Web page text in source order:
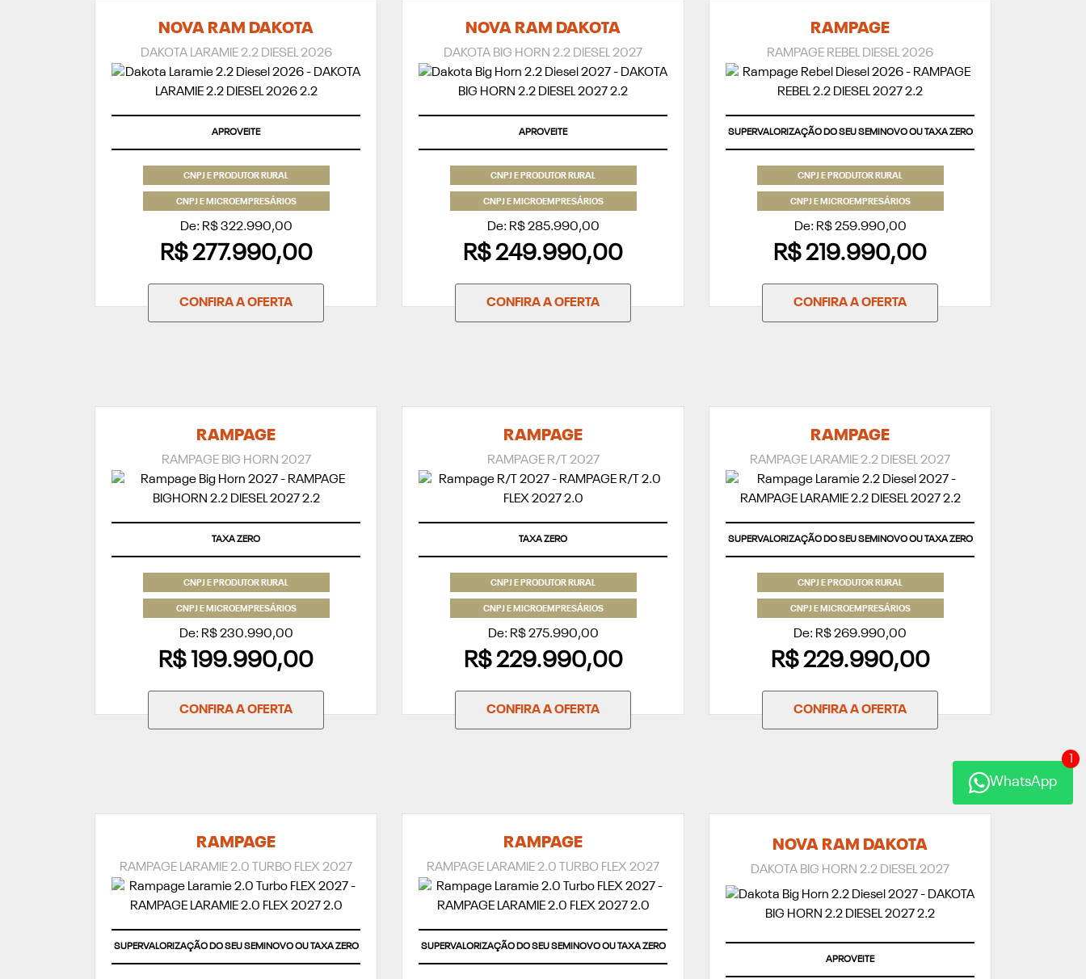
NOVA RAM DAKOTA
DAKOTA LARAMIE 2.2 DIESEL 2026
APROVEITE
CNPJ E PRODUTOR RURAL
CNPJ E MICROEMPRESÁRIOS
De: R$ 322.990,00
R$ 277.990,00
CONFIRA A OFERTA
NOVA RAM DAKOTA
DAKOTA BIG HORN 2.2 DIESEL 2027
APROVEITE
CNPJ E PRODUTOR RURAL
CNPJ E MICROEMPRESÁRIOS
De: R$ 285.990,00
R$ 249.990,00
CONFIRA A OFERTA
RAMPAGE
RAMPAGE REBEL DIESEL 2026
SUPERVALORIZAÇÃO DO SEU SEMINOVO OU TAXA ZERO
CNPJ E PRODUTOR RURAL
CNPJ E MICROEMPRESÁRIOS
De: R$ 259.990,00
R$ 219.990,00
CONFIRA A OFERTA
RAMPAGE
RAMPAGE BIG HORN 2027
TAXA ZERO
CNPJ E PRODUTOR RURAL
CNPJ E MICROEMPRESÁRIOS
De: R$ 230.990,00
R$ 199.990,00
CONFIRA A OFERTA
RAMPAGE
RAMPAGE R/T 2027
TAXA ZERO
CNPJ E PRODUTOR RURAL
CNPJ E MICROEMPRESÁRIOS
De: R$ 275.990,00
R$ 229.990,00
CONFIRA A OFERTA
RAMPAGE
RAMPAGE LARAMIE 2.2 DIESEL 2027
SUPERVALORIZAÇÃO DO SEU SEMINOVO OU TAXA ZERO
CNPJ E PRODUTOR RURAL
CNPJ E MICROEMPRESÁRIOS
De: R$ 269.990,00
R$ 229.990,00
CONFIRA A OFERTA
RAMPAGE
RAMPAGE LARAMIE 2.0 TURBO FLEX 2027
SUPERVALORIZAÇÃO DO SEU SEMINOVO OU TAXA ZERO
RAMPAGE
RAMPAGE LARAMIE 2.0 TURBO FLEX 2027
SUPERVALORIZAÇÃO DO SEU SEMINOVO OU TAXA ZERO
NOVA RAM DAKOTA
DAKOTA BIG HORN 2.2 DIESEL 2027
APROVEITE
WhatsApp